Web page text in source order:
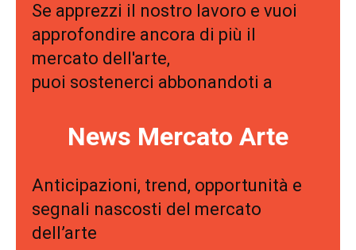
Se apprezzi il nostro lavoro e vuoi
approfondire ancora di più il
mercato dell'arte,
puoi sostenerci abbonandoti a
News Mercato Arte
Anticipazioni, trend, opportunità e
segnali nascosti del mercato
dell’arte